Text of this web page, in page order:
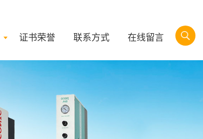
证书荣誉 联系方式 在线留言